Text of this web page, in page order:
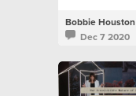
Bobbie Houston
Dec 7 2020